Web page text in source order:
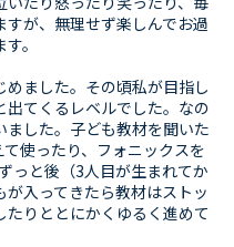
が、無理せず楽しんでお過
。
ました。その頃私が目指し
てくるレベルでした。なの
した。子ども教材を聞いた
使ったり、フォニックスを
っと後（3人目が生まれてか
入ってきたら教材はストッ
りととにかくゆるく進めて